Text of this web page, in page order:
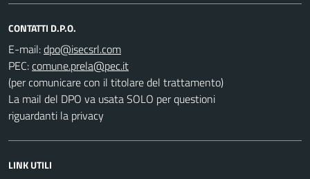
CONTATTI D.P.O.
E-mail:
PEC:
(per comunicare con il titolare del trattamento)
La mail del DPO va usata SOLO per questioni
riguardanti la privacy
LINK UTILI